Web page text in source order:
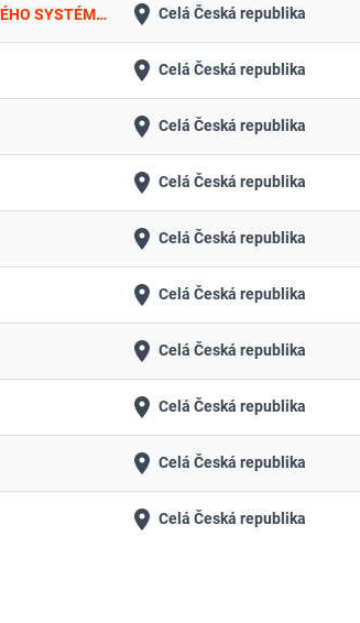
PROVÁDĚNÍ ÚDRŽBY SERVISU A OPRAV OPTICKÉ INFRASTRUKTURY MĚSTSKÉHO KAMEROVÉHO DOHLEDOVÉHO SYSTÉMU VČETNĚ AKTUALIZACE SYSTÉMU GSC A FIRMWARU JEDNOTLIVÝCH KOMPONENTŮ place Celá Česká republika
place Celá Česká republika
place Celá Česká republika
place Celá Česká republika
place Celá Česká republika
place Celá Česká republika
place Celá Česká republika
place Celá Česká republika
place Celá Česká republika
place Celá Česká republika